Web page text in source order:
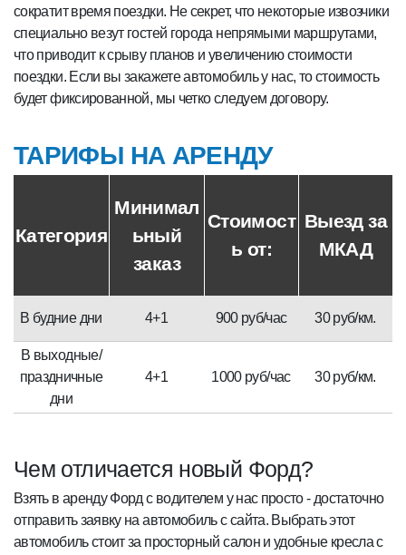
сократит время поездки. Не секрет, что некоторые извозчики
специально везут гостей города непрямыми маршрутами,
что приводит к срыву планов и увеличению стоимости
поездки. Если вы закажете автомобиль у нас, то стоимость
будет фиксированной, мы четко следуем договору.
ТАРИФЫ НА АРЕНДУ
Категория
Минимал
ьный
заказ
Стоимост
ь от:
Выезд за
МКАД
В будние дни 4+1 900 руб/час 30 руб/км.
В выходные/
праздничные
дни
4+1 1000 руб/час 30 руб/км.
Чем отличается новый Форд?
Взять в аренду Форд с водителем у нас просто - достаточно
отправить заявку на автомобиль с сайта. Выбрать этот
автомобиль стоит за просторный салон и удобные кресла с